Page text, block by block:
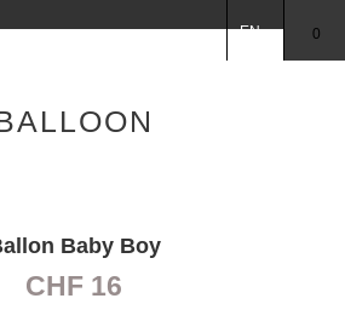
EN 0
Baby Boy
CHF 16